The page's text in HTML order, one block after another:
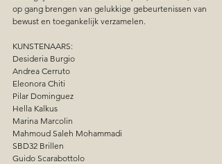
op gang brengen van gelukkige gebeurtenissen van
bewust en toegankelijk verzamelen.
KUNSTENAARS:
Desideria Burgio
Andrea Cerruto
Eleonora Chiti
Pilar Dominguez
Hella Kalkus
Marina Marcolin
Mahmoud Saleh Mohammadi
SBD32 Brillen
Guido Scarabottolo